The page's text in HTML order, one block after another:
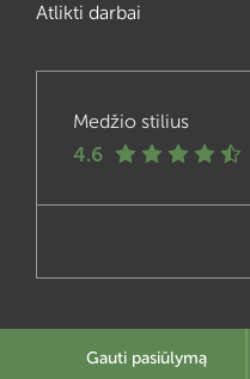
Atlikti darbai
Medžio stilius
4.6
Gauti pasiūlymą